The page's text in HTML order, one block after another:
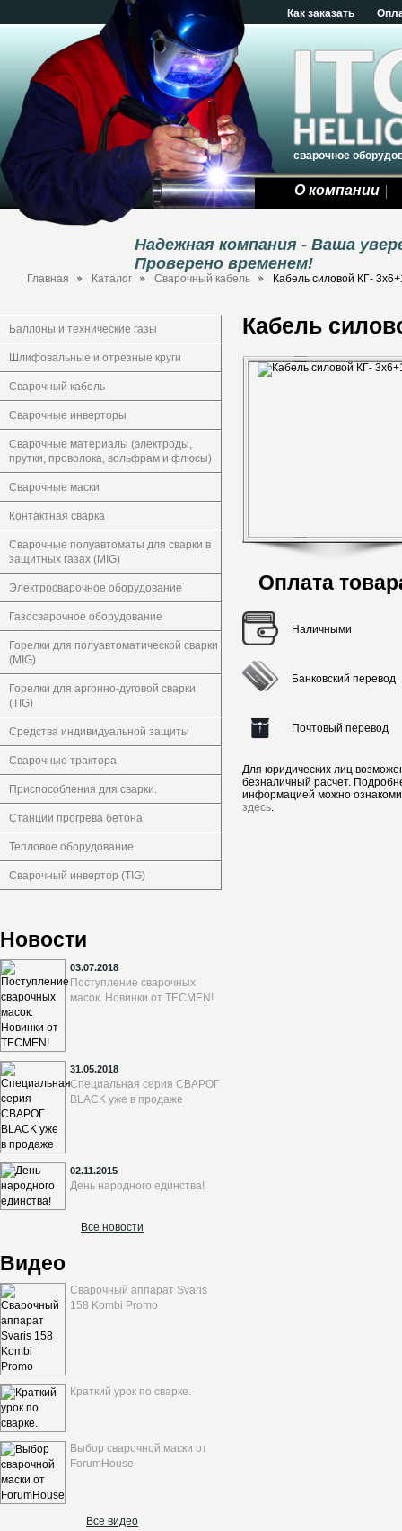
Как заказать
сварочное
О компании
Надежная компания - Ваша
Проверено временем!
Главная Каталог Сварочный кабель Кабель силовой КГ-
Баллоны и технические газы
Шлифовальные и отрезные круги
Сварочный кабель
Сварочные инверторы
Сварочные материалы (электроды,
прутки, проволока, вольфрам и флюсы)
Сварочные маски
Контактная сварка
Сварочные полуавтоматы для сварки в
защитных газах (MIG)
Электросварочное оборудование
Газосварочное оборудование
Горелки для полуавтоматической сварки
(MIG)
Горелки для аргонно-дуговой сварки
(TIG)
Средства индивидуальной защиты
Сварочные трактора
Приспособления для сварки.
Станции прогрева бетона
Тепловое оборудование.
Сварочный инвертор (TIG)
Новости
03.07.2018
Поступление сварочных
масок. Новинки от TECMEN!
31.05.2018
Специальная серия СВАРОГ
BLACK уже в продаже
02.11.2015
День народного единства!
Все новости
Видео
Сварочный аппарат Svaris
158 Kombi Promo
Краткий урок по сварке.
Выбор сварочной маски от
ForumHouse
Все видео
Кабель
Оплата
Наличными
Банковский перевод
Почтовый перевод
Для юридических лиц
безналичный расчет.
информацией можно
здесь.